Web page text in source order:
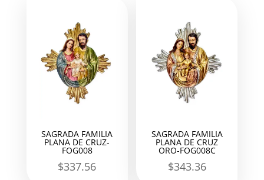
SAGRADA FAMILIA
PLANA DE CRUZ-
FOG008
$337.56
SAGRADA FAMILIA
PLANA DE CRUZ
ORO-FOG008C
$343.36